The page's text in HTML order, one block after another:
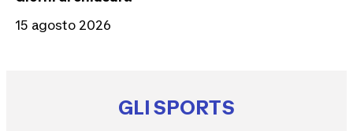
15 agosto 2026
GLI SPORTS